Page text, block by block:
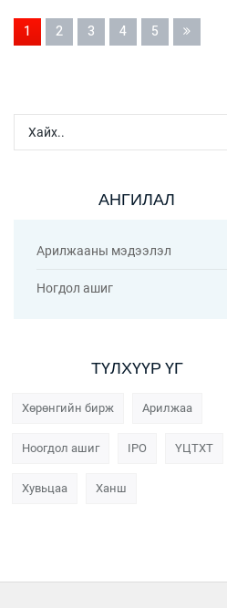
1 2 3 4 5
АНГИЛАЛ
Арилжааны мэдээлэл
Ногдол ашиг
ТҮЛХҮҮР ҮГ
Хөрөнгийн бирж Арилжаа
Ноогдол ашиг IPO ҮЦТХТ
Хувьцаа Ханш